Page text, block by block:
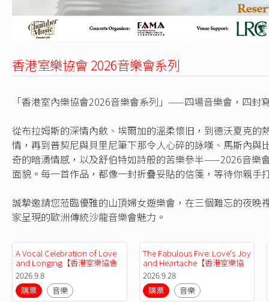
香港室樂協會 2026音樂會系列
「香港室內樂協會2026音樂會系列」——四場音樂會，四封
從布拉姆斯的深情內斂、埃爾加的溫柔懷旧，到德沃夏克的
情，再到普契尼與貝里尼筆下那令人心碎的詠嘆、馬斯內與
奇的暗湧情感，以及舒伯特如詩般的苦樂參半——2026音樂
面貌。每一首作品，都像一封折疊妥貼的信箋，等待你親手
誠摯邀請您蒞臨優雅的山頂婦女遊樂會，在三個難忘的夜晚
家呈現的歐洲傳統沙龍音樂會魅力。
A Vocal Celebration of Love
and Longing【香港室樂協會
2026音樂會系列】
2026.9.8
購票
音樂
The Fabulous Five: Love's Joy
and Heartache【香港室樂協
會 2026音樂會系列】
2026.9.28
購票
音樂